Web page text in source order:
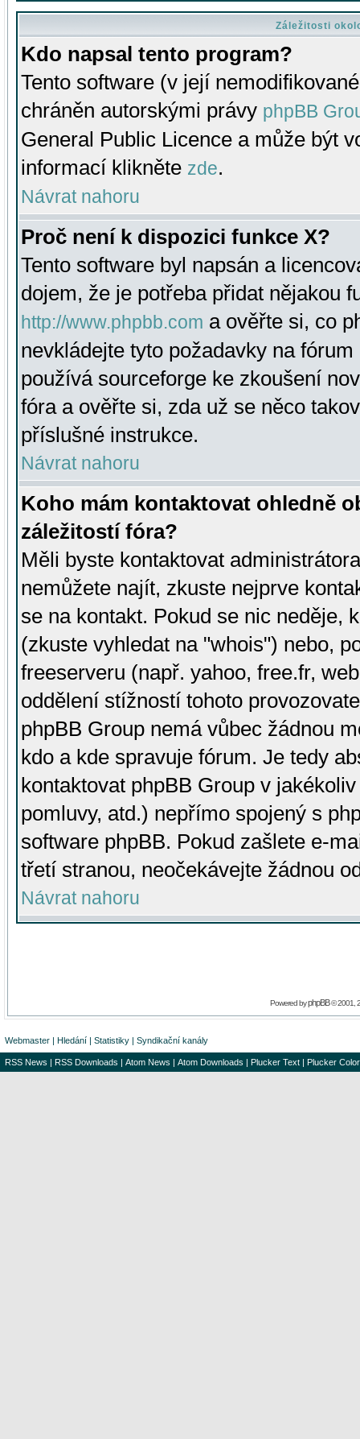
Záležitosti
Kdo napsal tento program?
Tento software (v její
chráněn autorskými právy phpBB
General Public Licence a může být
informací klikněte zde.
Návrat nahoru
Proč není k dispozici funkce X?
Tento software byl napsán a
dojem, že je potřeba přidat nějakou
http://www.phpbb.com a ověřte si, co
nevkládejte tyto požadavky na
používá sourceforge ke zkoušení
fóra a ověřte si, zda už se něco
příslušné instrukce.
Návrat nahoru
Koho mám kontaktovat ohledně
záležitostí fóra?
Měli byste kontaktovat
nemůžete najít, zkuste nejprve
se na kontakt. Pokud se nic neděje,
(zkuste vyhledat na "whois") nebo,
freeserveru (např. yahoo, free.fr,
oddělení stížností tohoto
phpBB Group nemá vůbec žádnou
kdo a kde spravuje fórum. Je tedy
kontaktovat phpBB Group v
pomluvy, atd.) nepřímo spojený s
software phpBB. Pokud zašlete e-
třetí stranou, neočekávejte žádnou
Návrat nahoru
Powered byphpBB© 2001,
Webmaster | Hledání | Statistiky | Syndikační kanály
RSS News | RSS Downloads | Atom News | Atom Downloads | Plucker Text | Plucker Color